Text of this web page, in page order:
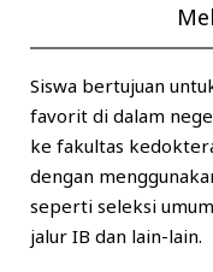
Siswa bertujuan
favorit di dalam
ke fakultas
dengan
seperti seleksi
jalur IB dan lain-lain.